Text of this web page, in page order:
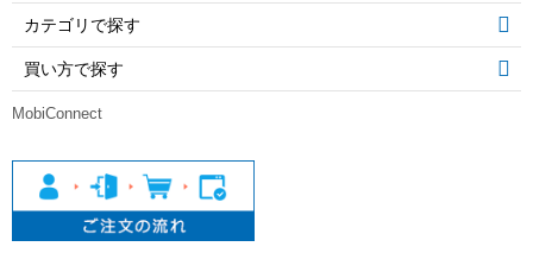
カテゴリで探す
買い方で探す
MobiConnect